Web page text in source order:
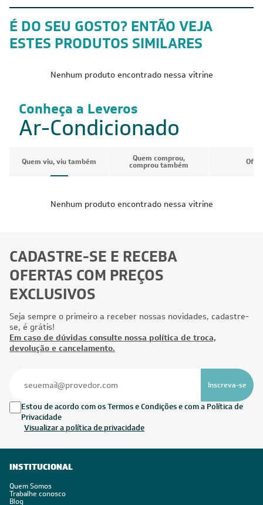
É DO SEU GOSTO? ENTÃO VEJA
ESTES PRODUTOS SIMILARES
Nenhum produto encontrado nessa vitrine
Conheça a Leveros
Ar-Condicionado
Quem viu, viu também Quem comprou,
comprou também
Nenhum produto encontrado nessa vitrine
CADASTRE-SE E RECEBA
OFERTAS COM PREÇOS
EXCLUSIVOS
Seja sempre o primeiro a receber nossas novidades, cadastre-
se, é grátis!
Em caso de dúvidas consulte nossa política de troca,
devolução e cancelamento.
Inscreva-se
Estou de acordo com os Termos e Condições e com a Política de
Privacidade
Visualizar a política de privacidade
INSTITUCIONAL
Quem Somos
Trabalhe conosco
Blog